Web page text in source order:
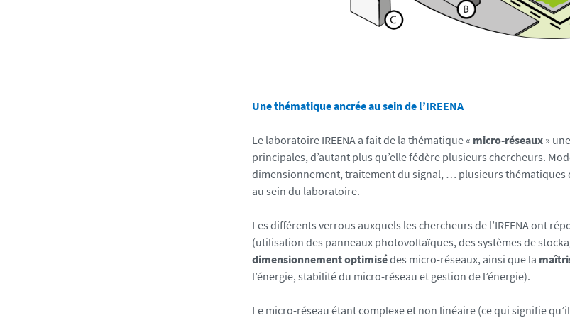
Une thématique ancrée au sein de l’IREENA
Le laboratoire IREENA a fait de la thématique « micro-réseaux »
principales, d’autant plus qu’elle fédère plusieurs chercheurs.
dimensionnement, traitement du signal, … plusieurs thématiques
au sein du laboratoire.
Les différents verrous auxquels les chercheurs de l’IREENA ont
(utilisation des panneaux photovoltaïques, des systèmes de
dimensionnement optimisédes micro-réseaux, ainsi que la
l’énergie, stabilité du micro-réseau et gestion de l’énergie).
Le micro-réseau étant complexe et non linéaire (ce qui signifie